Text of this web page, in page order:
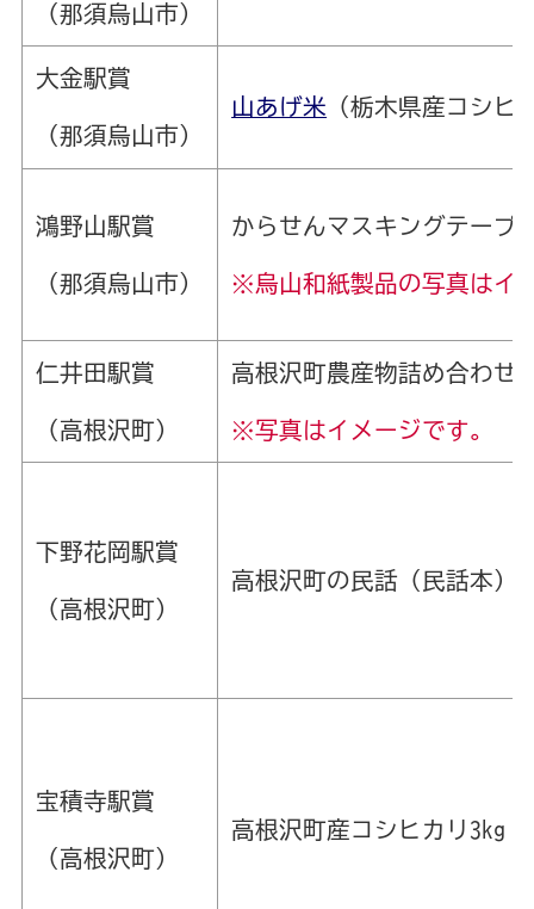
（那須烏山市）
大金駅賞
（那須烏山市）
山あげ米 （栃木県産コシ
鴻野山駅賞
（那須烏山市）
からせんマスキングテープ
※烏山和紙製品の写真はイ
仁井田駅賞
（高根沢町）
高根沢町農産物詰め合わせ
※写真はイメージです。
下野花岡駅賞
（高根沢町）
高根沢町の民話（民話本）
宝積寺駅賞
（高根沢町）
高根沢町産コシヒカリ3kg